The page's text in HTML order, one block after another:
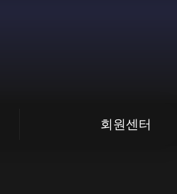
회원센터